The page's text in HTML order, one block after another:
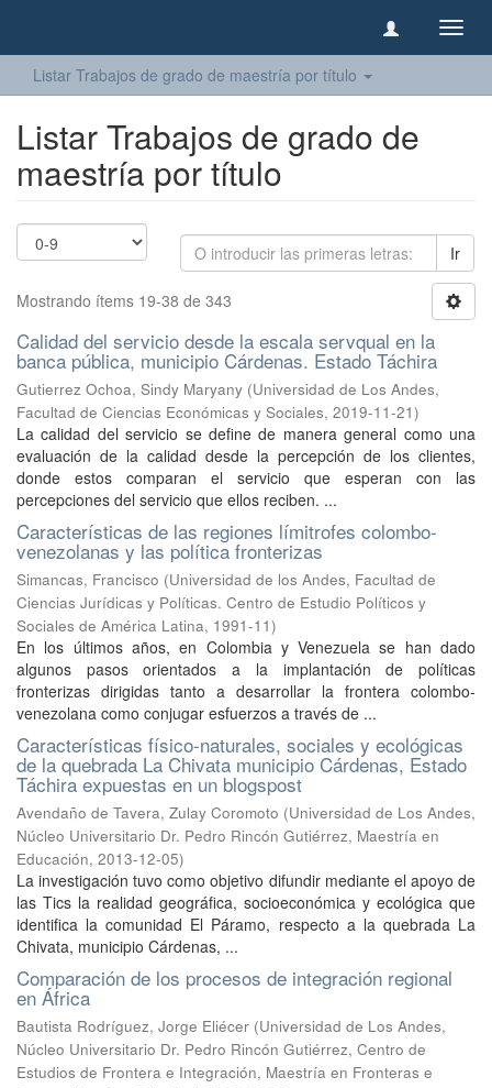
Listar Trabajos de grado de maestría por título
Listar Trabajos de grado de
maestría por título
Ir
Mostrando ítems 19-38 de 343
Calidad del servicio desde la escala servqual en la
banca pública, municipio Cárdenas. Estado Táchira
Gutierrez Ochoa, Sindy Maryany (Universidad de Los Andes,
Facultad de Ciencias Económicas y Sociales, 2019-11-21)
La calidad del servicio se define de manera general como una
evaluación de la calidad desde la percepción de los clientes,
donde estos comparan el servicio que esperan con las
percepciones del servicio que ellos reciben. ...
Características de las regiones límitrofes colombo-
venezolanas y las política fronterizas
Simancas, Francisco (Universidad de los Andes, Facultad de
Ciencias Jurídicas y Políticas. Centro de Estudio Políticos y
Sociales de América Latina, 1991-11)
En los últimos años, en Colombia y Venezuela se han dado
algunos pasos orientados a la implantación de políticas
fronterizas dirigidas tanto a desarrollar la frontera colombo-
venezolana como conjugar esfuerzos a través de ...
Características físico-naturales, sociales y ecológicas
de la quebrada La Chivata municipio Cárdenas, Estado
Táchira expuestas en un blogspost
Avendaño de Tavera, Zulay Coromoto (Universidad de Los Andes,
Núcleo Universitario Dr. Pedro Rincón Gutiérrez, Maestría en
Educación, 2013-12-05)
La investigación tuvo como objetivo difundir mediante el apoyo de
las Tics la realidad geográfica, socioeconómica y ecológica que
identifica la comunidad El Páramo, respecto a la quebrada La
Chivata, municipio Cárdenas, ...
Comparación de los procesos de integración regional
en África
Bautista Rodríguez, Jorge Eliécer (Universidad de Los Andes,
Núcleo Universitario Dr. Pedro Rincón Gutiérrez, Centro de
Estudios de Frontera e Integración, Maestría en Fronteras e